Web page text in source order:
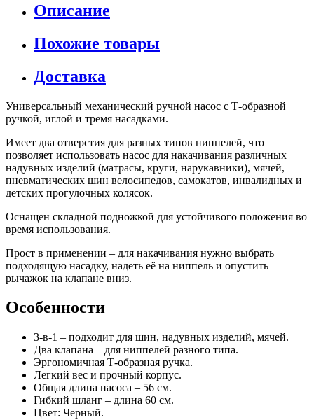
Описание
Похожие товары
Доставка
Универсальный механический ручной насос с Т-образной
ручкой, иглой и тремя насадками.
Имеет два отверстия для разных типов ниппелей, что
позволяет использовать насос для накачивания различных
надувных изделий (матрасы, круги, нарукавники), мячей,
пневматических шин велосипедов, самокатов, инвалидных и
детских прогулочных колясок.
Оснащен складной подножкой для устойчивого положения во
время использования.
Прост в применении – для накачивания нужно выбрать
подходящую насадку, надеть её на ниппель и опустить
рычажок на клапане вниз.
Особенности
3-в-1 – подходит для шин, надувных изделий, мячей.
Два клапана – для ниппелей разного типа.
Эргономичная Т-образная ручка.
Легкий вес и прочный корпус.
Общая длина насоса – 56 см.
Гибкий шланг – длина 60 см.
Цвет: Черный.